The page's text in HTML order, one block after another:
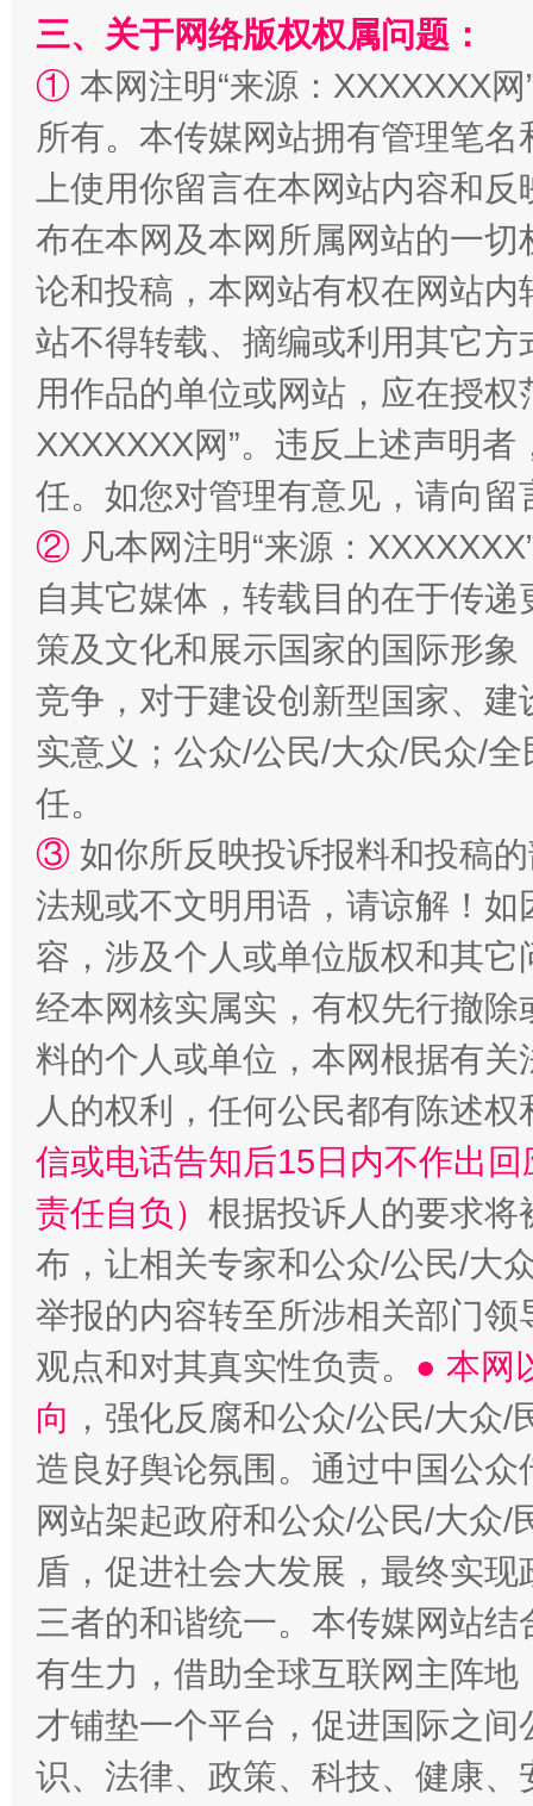
阿坝州三大球赛在茂县开幕 规模
国家大学科技园优化重塑工作
“蜀中异人”王建安的艺术幻境
三、关于网络版权权属问题：
① 本网注明“来源：XXXXXXX
所有。本传媒网站拥有管理笔
上使用你留言在本网站内容和
布在本网及本网所属网站的一
论和投稿，本网站有权在网站
站不得转载、摘编或利用其它
用作品的单位或网站，应在授
XXXXXXX网”。违反上述声明
任。如您对管理有意见，请向
② 凡本网注明“来源：
自其它媒体，转载目的在于传
策及文化和展示国家的国际形
竞争，对于建设创新型国家、
实意义；公众/公民/大众/民众/
任。
③ 如你所反映投诉报料和投稿
法规或不文明用语，请谅解！
容，涉及个人或单位版权和其它
经本网核实属实，有权先行撤
料的个人或单位，本网根据有
人的权利，任何公民都有陈述
信或电话告知后15日内不作出
责任自负） 根据投诉人的要求将
布，让相关专家和公众/公民/大
举报的内容转至所涉相关部门
观点和对其真实性负责。 ● 本网
向 ，强化反腐和公众/公民/大众
造良好舆论氛围。通过中国公
网站架起政府和公众/公民/大众
盾，促进社会大发展，最终实
三者的和谐统一。本传媒网站
有生力，借助全球互联网主阵
才铺垫一个平台，促进国际之
识、法律、政策、科技、健康